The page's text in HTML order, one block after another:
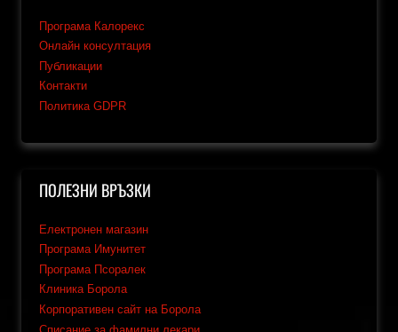
Програма Калорекс
Онлайн консултация
Публикации
Контакти
Политика GDPR
ПОЛЕЗНИ ВРЪЗКИ
Електронен магазин
Програма Имунитет
Програма Псоралек
Клиника Борола
Корпоративен сайт на Борола